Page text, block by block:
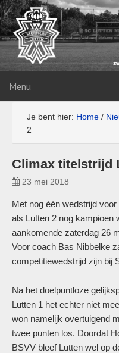
Menu
Je bent hier: Home /
2
Climax titelstrijd
23 mei 2018
Met nog één wedstrijd
als Lutten 2 nog kampioen
aankomende zaterdag 26
Voor coach Bas Nibbelke
competitiewedstrijd zijn bij
Na het doelpuntloze
Lutten 1 het echter niet
won namelijk overtuigend
twee punten los. Doordat
BSVV bleef Lutten wel op